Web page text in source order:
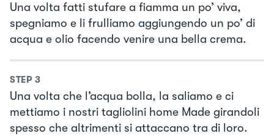
Una volta fatti stufare a fiamma un po’ viva,
spegniamo e li frulliamo aggiungendo un po’ di
acqua e olio facendo venire una bella crema.
STEP 3
Una volta che l’acqua bolla, la saliamo e ci
mettiamo i nostri tagliolini home Made girandoli
spesso che altrimenti si attaccano tra di loro.